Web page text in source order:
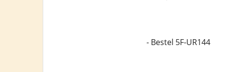
- Bestel 5F-UR144